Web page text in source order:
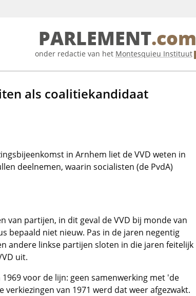
PARLEMENT.com
onder redactie van het Montesquieu Instituut
als coalitiekandidaat
in Arnhem liet de VVD weten in
deelnemen, waarin socialisten (de PvdA)
van partijen, in dit geval de VVD bij monde van
bepaald niet nieuw. Pas in de jaren negentig
andere linkse partijen sloten in die jaren feitelijk
uit.
voor de lijn: geen samenwerking met 'de
verkiezingen van 1971 werd dat weer afgezwakt.